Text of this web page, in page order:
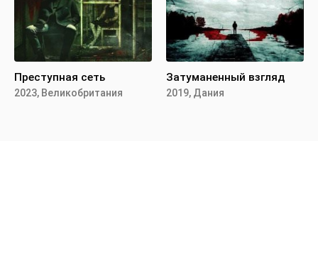
Преступная сеть
2023, Великобритания
Затуманенный взгляд
2019, Дания